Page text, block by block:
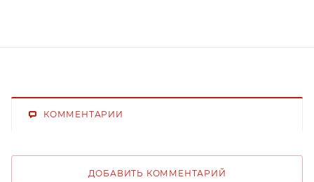
КОММЕНТАРИИ
ДОБАВИТЬ КОММЕНТАРИЙ